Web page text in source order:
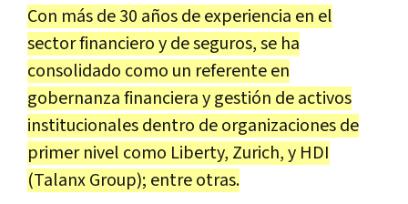
Con más de 30 años de experiencia en el
sector financiero y de seguros, se ha
consolidado como un referente en
gobernanza financiera y gestión de activos
institucionales dentro de organizaciones de
primer nivel como Liberty, Zurich, y HDI
(Talanx Group); entre otras.